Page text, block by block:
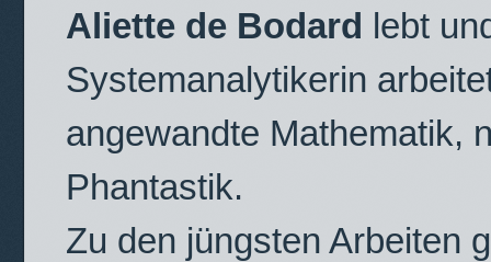
Aliette de Bodard lebt
Systemanalytikerin
angewandte Mathematik,
Phantastik.
Zu den jüngsten Arbeiten